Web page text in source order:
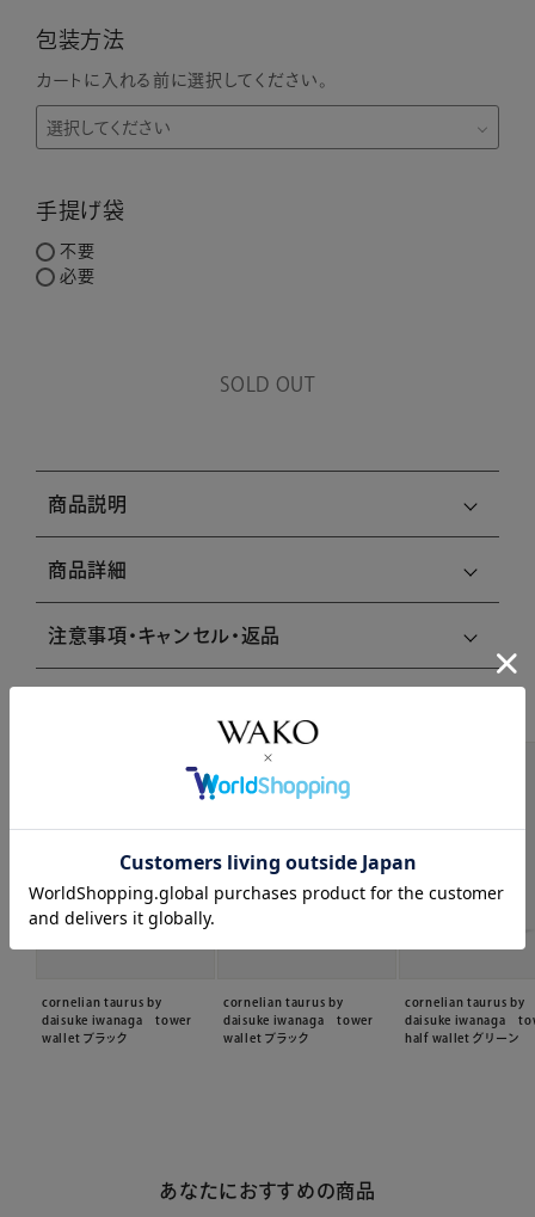
包装方法
カートに入れる前に選択してください。
手提げ袋
不要
必要
SOLD OUT
商品説明
商品詳細
注意事項・キャンセル・返品
cornelian taurus by
daisuke iwanaga tower
wallet ブラック
cornelian taurus by
daisuke iwanaga tower
wallet ブラック
cornelian taurus by
daisuke iwanaga
half wallet グリーン
あなたにおすすめの商品